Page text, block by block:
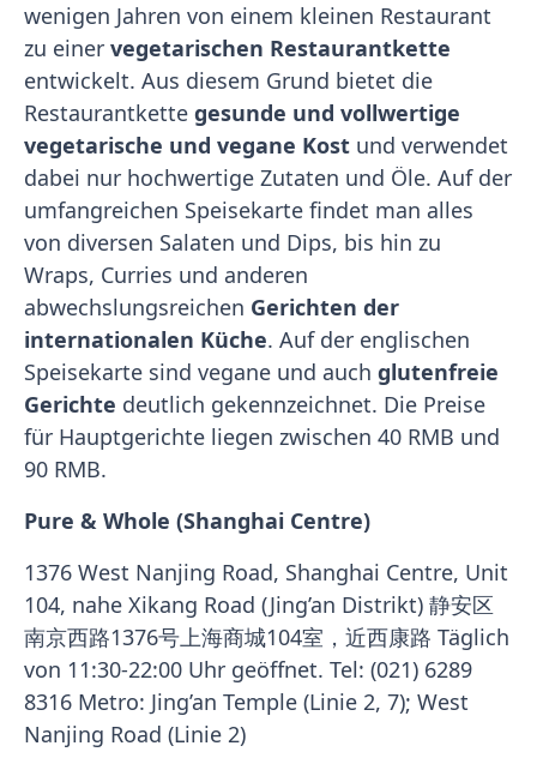
wenigen Jahren von einem kleinen Restaurant
zu einer vegetarischen Restaurantkette
entwickelt. Aus diesem Grund bietet die
Restaurantkette gesunde und vollwertige
vegetarische und vegane Kost und verwendet
dabei nur hochwertige Zutaten und Öle. Auf der
umfangreichen Speisekarte findet man alles
von diversen Salaten und Dips, bis hin zu
Wraps, Curries und anderen
abwechslungsreichen Gerichten der
internationalen Küche. Auf der englischen
Speisekarte sind vegane und auch glutenfreie
Gerichte deutlich gekennzeichnet. Die Preise
für Hauptgerichte liegen zwischen 40 RMB und
90 RMB.
Pure & Whole (Shanghai Centre)
1376 West Nanjing Road, Shanghai Centre, Unit
104, nahe Xikang Road (Jing’an Distrikt) 静安区
南京西路1376号上海商城104室，近西康路 Täglich
von 11:30-22:00 Uhr geöffnet. Tel: (021) 6289
8316 Metro: Jing’an Temple (Linie 2, 7); West
Nanjing Road (Linie 2)